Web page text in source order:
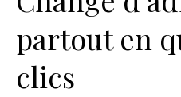
partout en
clics